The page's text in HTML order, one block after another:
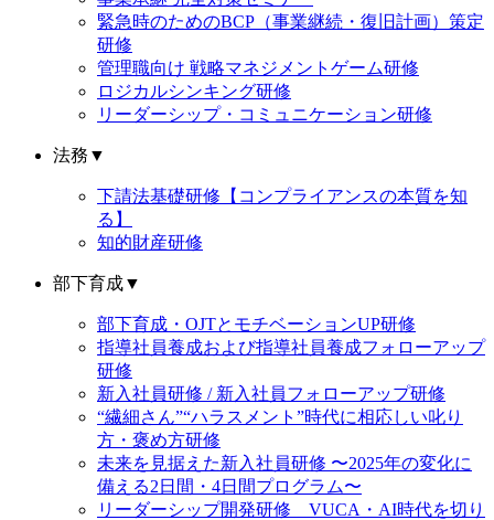
緊急時のためのBCP（事業継続・復旧計画）策定
研修
管理職向け 戦略マネジメントゲーム研修
ロジカルシンキング研修
リーダーシップ・コミュニケーション研修
法務 ▼
下請法基礎研修【コンプライアンスの本質を知
る】
知的財産研修
部下育成▼
部下育成・OJTとモチベーションUP研修
指導社員養成および指導社員養成フォローアップ
研修
新入社員研修 / 新入社員フォローアップ研修
“繊細さん”“ハラスメント”時代に相応しい叱り
方・褒め方研修
未来を見据えた新入社員研修 〜2025年の変化に
備える2日間・4日間プログラム〜
リーダーシップ開発研修 VUCA・AI時代を切り